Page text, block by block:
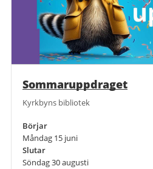
Sommaruppdraget
Kyrkbyns bibliotek
Börjar
Måndag 15 juni
Slutar
Söndag 30 augusti